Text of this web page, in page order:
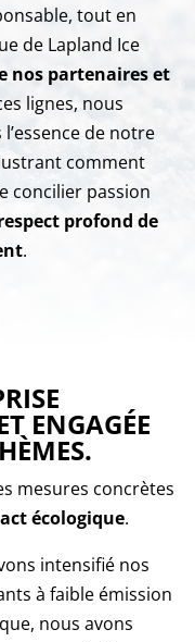
tout en
de Lapland Ice
nos partenaires et
lignes, nous
de notre
comment
concilier passion
profond de
.
ENGAGÉE
mesures concrètes
écologique.
intensifié nos
à faible émission
nous avons